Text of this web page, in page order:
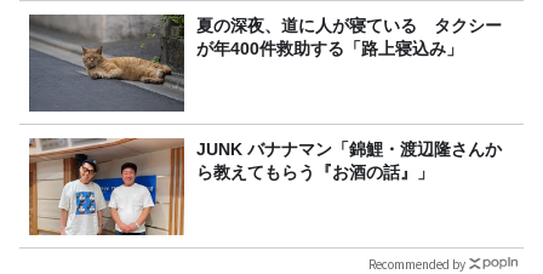
夏の深夜、道に人が寝ている タクシー
が年400件救助する「路上寝込み」
JUNK バナナマン「錦鯉・渡辺隆さんか
ら教えてもらう『お酒の話』」
Recommended by